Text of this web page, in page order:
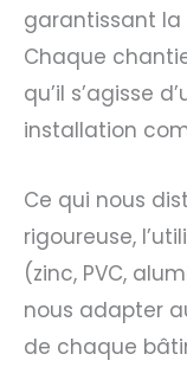
garantissant la
Chaque
qu’il s’agisse
installation
Ce qui nous
rigoureuse,
(zinc, PVC,
nous adapter
de chaque